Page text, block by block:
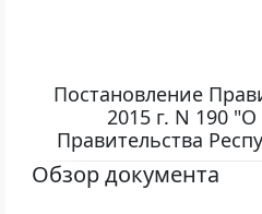
Постановление
2015 г. N 190
Правительства
Обзор документа